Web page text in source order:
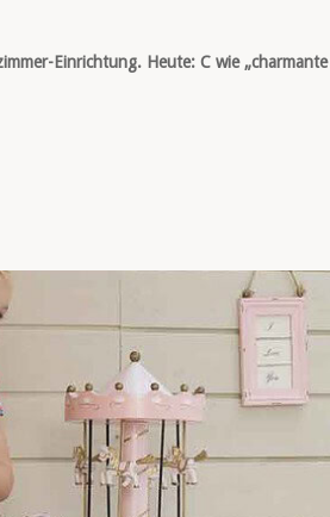
Einrichtung. Heute: C wie „charmante